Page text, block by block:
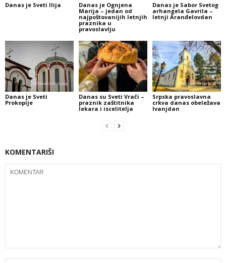
Danas je Sveti Ilija
Danas je Ognjena
Marija – jedan od
najpoštovanijih letnjih
praznika u
pravoslavlju
Danas je Sabor Svetog
arhangela Gavrila –
letnji Aranđelovdan
Danas je Sveti
Prokopije
Danas su Sveti Vrači –
praznik zaštitnika
lekara i iscelitelja
Srpska pravoslavna
crkva danas obeležava
Ivanjdan
KOMENTARIŠI